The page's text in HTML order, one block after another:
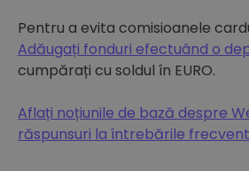
Pentru a evita comisioanele
Adăugați fonduri efectuând o
cumpărați cu soldul în EURO.
Aflați noțiunile de bază despre
răspunsuri la întrebările